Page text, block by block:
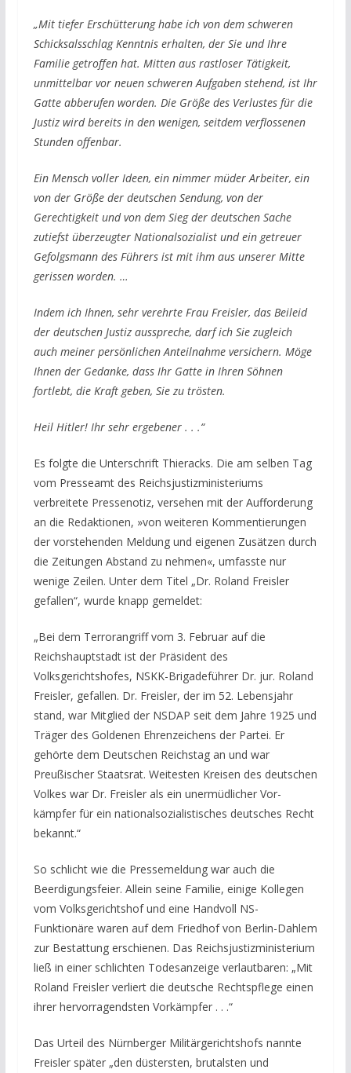
„Mit tiefer Erschütterung habe ich von dem schweren
Schicksalsschlag Kenntnis erhalten, der Sie und Ihre
Familie getroffen hat. Mitten aus rastloser Tätigkeit,
unmittelbar vor neuen schweren Aufgaben stehend, ist Ihr
Gatte abberufen worden. Die Größe des Verlustes für die
Justiz wird bereits in den wenigen, seitdem verflossenen
Stunden offenbar.
Ein Mensch voller Ideen, ein nimmer müder Arbeiter, ein
von der Größe der deutschen Sendung, von der
Gerechtigkeit und von dem Sieg der deutschen Sache
zutiefst überzeugter Nationalsozialist und ein getreuer
Gefolgsmann des Führers ist mit ihm aus unserer Mitte
gerissen worden. …
Indem ich Ihnen, sehr verehrte Frau Freisler, das Beileid
der deutschen Justiz ausspreche, darf ich Sie zugleich
auch meiner persönlichen Anteilnahme versichern. Möge
Ihnen der Gedanke, dass Ihr Gatte in Ihren Söhnen
fortlebt, die Kraft geben, Sie zu trösten.
Heil Hitler! Ihr sehr ergebener . . .“
Es folgte die Unterschrift Thieracks. Die am selben Tag
vom Presseamt des Reichsjustizministeriums
verbreitete Pressenotiz, versehen mit der Aufforderung
an die Redaktionen, »von weiteren Kommentierungen
der vorstehenden Meldung und eigenen Zusätzen durch
die Zeitungen Abstand zu nehmen«, umfasste nur
wenige Zeilen. Unter dem Titel „Dr. Roland Freisler
gefallen“, wurde knapp gemeldet:
„Bei dem Terrorangriff vom 3. Februar auf die
Reichshauptstadt ist der Präsident des
Volksgerichtshofes, NSKK-Brigadeführer Dr. jur. Roland
Freisler, gefallen. Dr. Freisler, der im 52. Lebensjahr
stand, war Mitglied der NSDAP seit dem Jahre 1925 und
Träger des Goldenen Ehrenzeichens der Partei. Er
gehörte dem Deutschen Reichstag an und war
Preußischer Staatsrat. Weitesten Kreisen des deutschen
Volkes war Dr. Freisler als ein unermüdlicher Vor-
kämpfer für ein nationalsozialistisches deutsches Recht
bekannt.“
So schlicht wie die Pressemeldung war auch die
Beerdigungsfeier. Allein seine Familie, einige Kollegen
vom Volksgerichtshof und eine Handvoll NS-
Funktionäre waren auf dem Friedhof von Berlin-Dahlem
zur Bestattung erschienen. Das Reichsjustizministerium
ließ in einer schlichten Todesanzeige verlautbaren: „Mit
Roland Freisler verliert die deutsche Rechtspflege einen
ihrer hervorragendsten Vorkämpfer . . .“
Das Urteil des Nürnberger Militärgerichtshofs nannte
Freisler später „den düstersten, brutalsten und